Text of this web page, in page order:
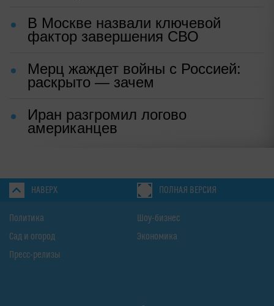
В Москве назвали ключевой
фактор завершения СВО
Мерц жаждет войны с Россией:
раскрыто — зачем
Иран разгромил логово
американцев
НАВЕРХ ПОЛНАЯ ВЕРСИЯ
Политика
Сад и огород
Пресс-релизы
Шоу-бизнес
Экономика